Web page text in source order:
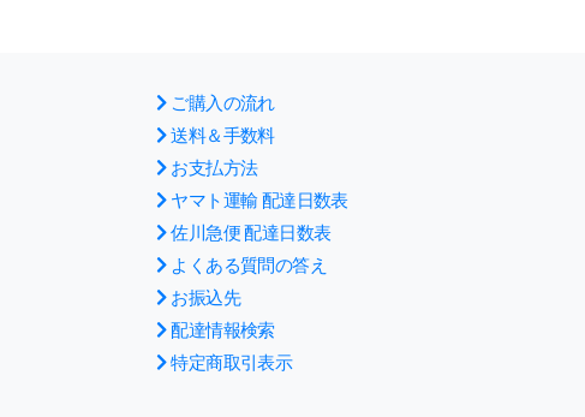
ご購入の流れ
送料＆手数料
お支払方法
ヤマト運輸 配達日数表
佐川急便 配達日数表
よくある質問の答え
お振込先
配達情報検索
特定商取引表示